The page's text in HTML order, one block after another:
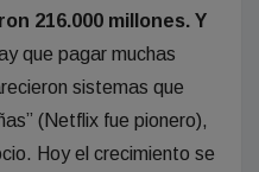
216.000 millones. Y
que pagar muchas
sistemas que
(Netflix fue pionero),
Hoy el crecimiento se